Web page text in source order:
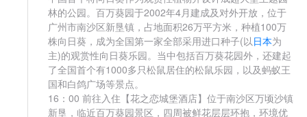
林的公园。百万葵园于2002年4月建成及对外开放，位于
广州市南沙区新垦镇，占地面积26万平方米，种植100万
株向日葵，成为全国第一家全部采用进口种子(以日本为
主)的观赏性向日葵乐园。当中包括百万葵花园外，还建起
了全国首个有1000多只松鼠居住的松鼠乐园，以及蚂蚁王
国和白鸽广场等景点。
16：00 前往入住【花之恋城堡酒店】位于南沙区万顷沙镇
新垦，临近百万葵园景区，四周被鲜花层层环抱，环境优